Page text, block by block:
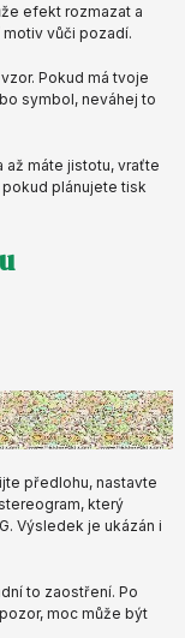
efekt rozmazat a
vůči pozadí.
Pokud má tvoje
symbol, neváhej to
až máte jistotu, vraťte
plánujete tisk
předlohu, nastavte
který
Výsledek je ukázán i
to zaostření. Po
moc může být